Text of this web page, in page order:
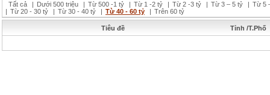
Tất cả
| Dưới 500 triệu | Từ 500 -1 tỷ | Từ 1 -2 tỷ | Từ 2 -3 tỷ | Từ 3 – 5 tỷ | Từ 5
| Từ 20 - 30 tỷ | Từ 30 - 40 tỷ | Từ 40 - 60 tỷ | Trên 60 tỷ
Tiêu đề Tỉnh /T.Phố